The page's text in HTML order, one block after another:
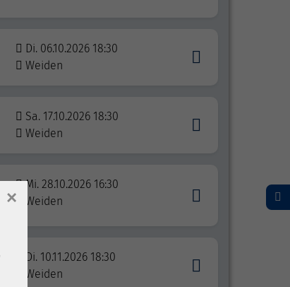
Di. 06.10.2026 18:30
Weiden
Sa. 17.10.2026 18:30
Weiden
Mi. 28.10.2026 16:30
Weiden
Di. 10.11.2026 18:30
Weiden
×